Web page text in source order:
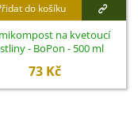
do košíku
na kvetoucí
- BoPon - 500 ml
73 Kč